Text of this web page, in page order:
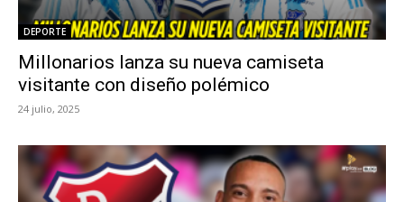
DEPORTE
Millonarios lanza su nueva camiseta
visitante con diseño polémico
24 julio, 2025